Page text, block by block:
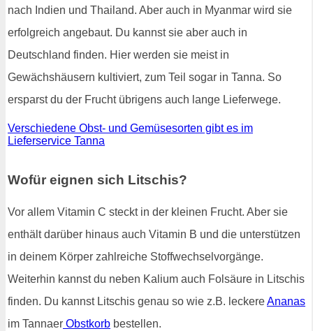
nach Indien und Thailand. Aber auch in Myanmar wird sie
erfolgreich angebaut. Du kannst sie aber auch in
Deutschland finden. Hier werden sie meist in
Gewächshäusern kultiviert, zum Teil sogar in Tanna. So
ersparst du der Frucht übrigens auch lange Lieferwege.
Verschiedene Obst- und Gemüsesorten gibt es im
Lieferservice Tanna
Wofür eignen sich Litschis?
Vor allem Vitamin C steckt in der kleinen Frucht. Aber sie
enthält darüber hinaus auch Vitamin B und die unterstützen
in deinem Körper zahlreiche Stoffwechselvorgänge.
Weiterhin kannst du neben Kalium auch Folsäure in Litschis
finden. Du kannst Litschis genau so wie z.B. leckereAnanas
im Tannaer Obstkorb bestellen.